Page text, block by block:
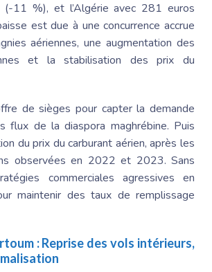
11 %), et l’Algérie avec 281 euros
est due à une concurrence accrue
aériennes, une augmentation des
et la stabilisation des prix du
de sièges pour capter la demande
flux de la diaspora maghrébine. Puis
du prix du carburant aérien, après les
observées en 2022 et 2023. Sans
commerciales agressives en
maintenir des taux de remplissage
: Reprise des vols intérieurs,